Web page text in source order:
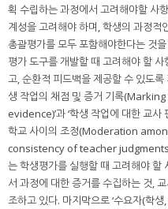
획 수립하는 과정에서 고려해야할 사
계성을 고려해야 하며, 학생의 과정
총괄평가를 모두 포함해야한다는 것
평가 도구를 개발할 때 고려해야 할
고, 순환적 피드백을 제공할 수 있도
생 작업의 채점 및 증거 기록
evidence)’과 ‘학생 작업에 대한 교
학교 사이의 조정(Moderation
consistency of teacher judgments
는 학생평가를 실행할 때 고려해야 할
서 과정에 대한 증거를 수집하는 것,
조하고 있다. 마지막으로 ‘수요자(학